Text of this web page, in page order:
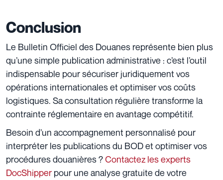
Conclusion
Le Bulletin Officiel des Douanes représente bien plus
qu’une simple publication administrative : c’est l’outil
indispensable pour sécuriser juridiquement vos
opérations internationales et optimiser vos coûts
logistiques. Sa consultation régulière transforme la
contrainte réglementaire en avantage compétitif.
Besoin d’un accompagnement personnalisé pour
interpréter les publications du BOD et optimiser vos
procédures douanières ?Contactez les experts
DocShipper pour une analyse gratuite de votre